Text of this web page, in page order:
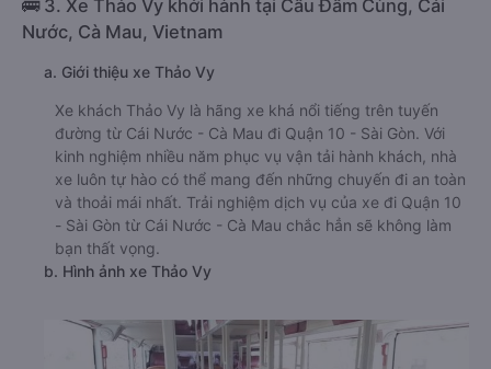
🚌 3. Xe Thảo Vy khởi hành tại Cầu Đầm Cùng, Cái
Nước, Cà Mau, Vietnam
a. Giới thiệu xe Thảo Vy
Xe khách Thảo Vy là hãng xe khá nổi tiếng trên tuyến
đường từ Cái Nước - Cà Mau đi Quận 10 - Sài Gòn. Với
kinh nghiệm nhiều năm phục vụ vận tải hành khách, nhà
xe luôn tự hào có thể mang đến những chuyến đi an toàn
và thoải mái nhất. Trải nghiệm dịch vụ của xe đi Quận 10
- Sài Gòn từ Cái Nước - Cà Mau chắc hẳn sẽ không làm
bạn thất vọng.
b. Hình ảnh xe Thảo Vy